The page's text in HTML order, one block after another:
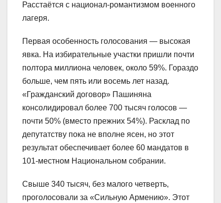
Расстаётся с национал-романтизмом военного
лагеря.
Первая особенность голосования — высокая
явка. На избирательные участки пришли почти
полтора миллиона человек, около 59%. Гораздо
больше, чем пять или восемь лет назад.
«Гражданский договор» Пашиняна
консолидировал более 700 тысяч голосов —
почти 50% (вместо прежних 54%). Расклад по
депутатству пока не вполне ясен, но этот
результат обеспечивает более 60 мандатов в
101-местном Национальном собрании.
Свыше 340 тысяч, без малого четверть,
проголосовали за «Сильную Армению». Этот